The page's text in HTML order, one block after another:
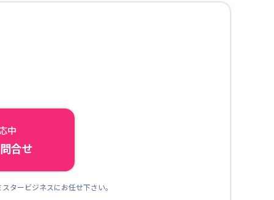
中
合せ
タービジネスにお任せ下さい。